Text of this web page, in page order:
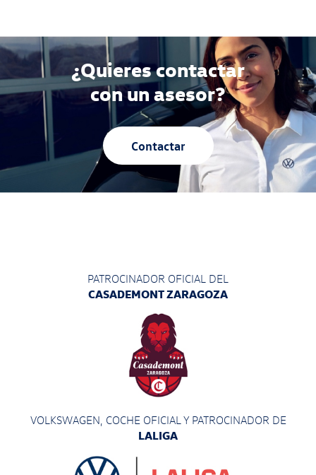
¿Quieres contactar
con un asesor?
Contactar
PATROCINADOR OFICIAL DEL
CASADEMONT ZARAGOZA
VOLKSWAGEN, COCHE OFICIAL Y PATROCINADOR DE
LALIGA